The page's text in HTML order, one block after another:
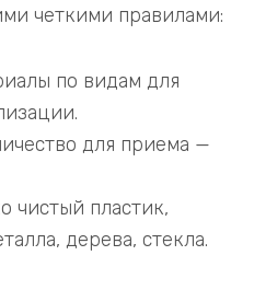
четкими правилами:
по видам для
для приема —
чистый пластик,
дерева, стекла.